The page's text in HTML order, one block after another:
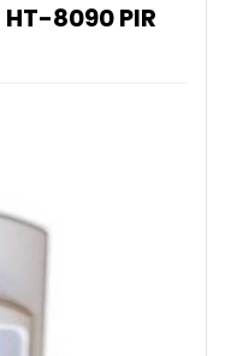
8090 PIR